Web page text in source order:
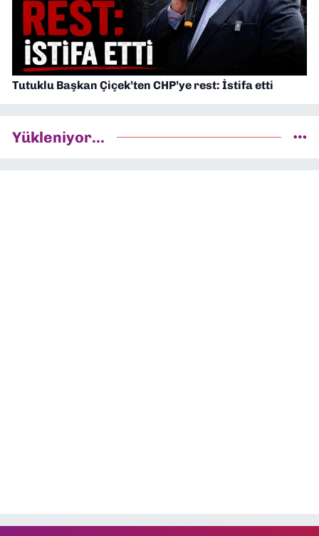
Tutuklu Başkan Çiçek’ten CHP’ye rest: İstifa etti
Yükleniyor...